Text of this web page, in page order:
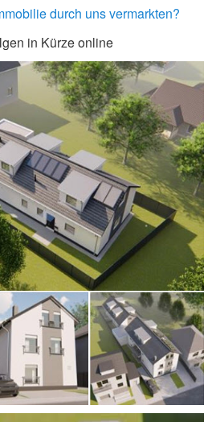
durch uns vermarkten?
in Kürze online